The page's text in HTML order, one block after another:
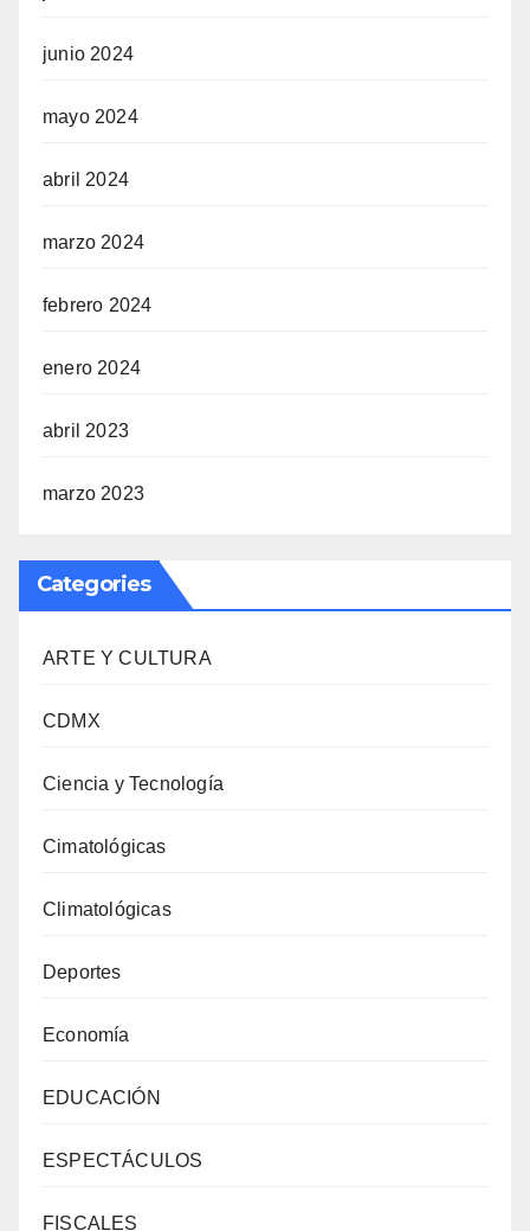
junio 2024
mayo 2024
abril 2024
marzo 2024
febrero 2024
enero 2024
abril 2023
marzo 2023
Categories
ARTE Y CULTURA
CDMX
Ciencia y Tecnología
Cimatológicas
Climatológicas
Deportes
Economía
EDUCACIÓN
ESPECTÁCULOS
FISCALES